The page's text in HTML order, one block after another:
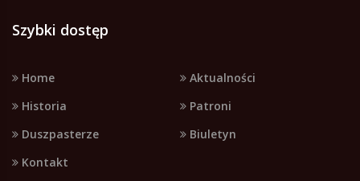
Szybki dostęp
Home
Aktualności
Historia
Patroni
Duszpasterze
Biuletyn
Kontakt